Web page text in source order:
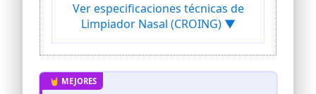
Ver especificaciones técnicas de
Limpiador Nasal (CROING) ▼